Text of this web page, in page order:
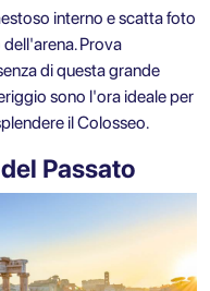
interno e scatta foto
Prova
di questa grande
sono l'ora ideale per
il Colosseo.
Passato